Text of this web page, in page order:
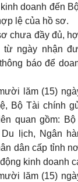
doanh đến
lệ của hồ sơ.
chưa đầy đủ,
từ ngày nhận
báo để
lăm (15)
Bộ Tài chính
quan gồm:
lịch, Ngân
dân cấp tỉnh
kinh doanh
lăm (15)